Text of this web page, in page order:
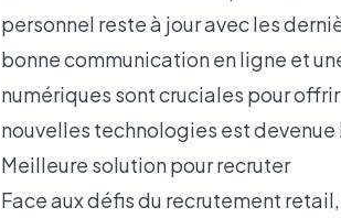
personnel reste à jour avec les
bonne communication en ligne et
numériques sont cruciales pour
nouvelles technologies est
Meilleure solution pour recruter
Face aux défis du recrutement